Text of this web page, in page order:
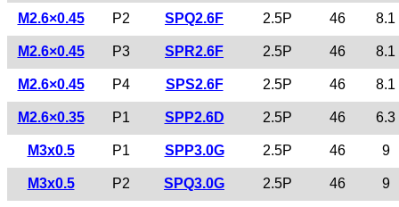
M2.6×0.45 P2 SPQ2.6F 2.5P 46 8.1
M2.6×0.45 P3 SPR2.6F 2.5P 46 8.1
M2.6×0.45 P4 SPS2.6F 2.5P 46 8.1
M2.6×0.35 P1 SPP2.6D 2.5P 46 6.3
M3x0.5 P1 SPP3.0G 2.5P 46 9
M3x0.5 P2 SPQ3.0G 2.5P 46 9